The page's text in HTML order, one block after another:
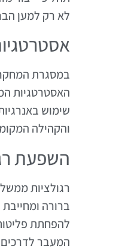
לא רק למען
האסטרטגיות
שימוש
והקהילה
השפעת
רגולציות
ברורה
המעבר